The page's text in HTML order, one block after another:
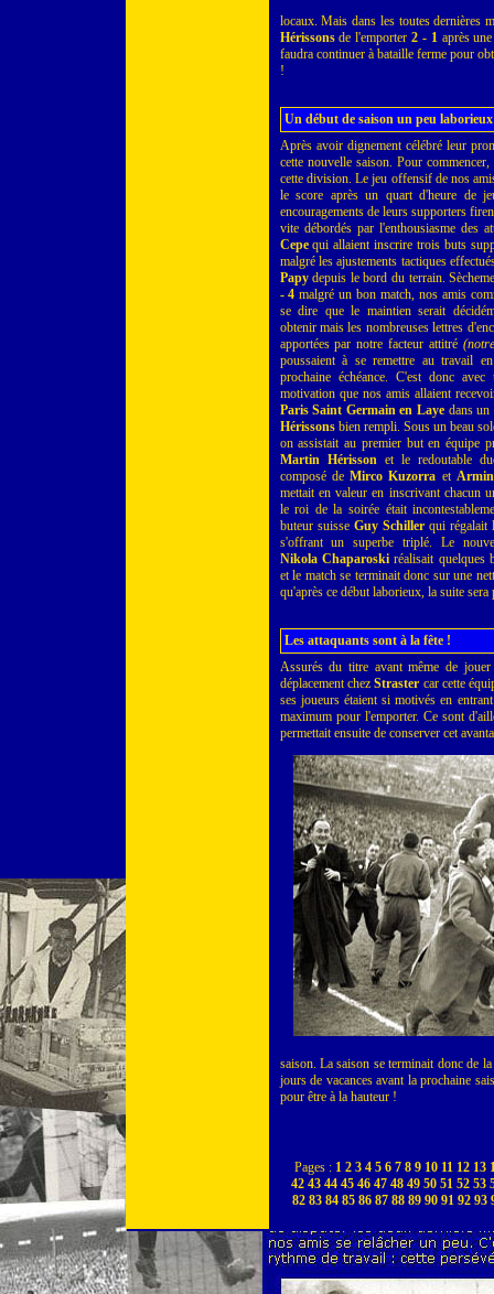
locaux. Mais dans les toutes dernières
Hérissonsde l'emporter 2 - 1après une
faudra continuer à bataille ferme pour
!
Un début de saison un peu laborieux
Après avoir dignement célébré leur
cette nouvelle saison. Pour
cette division. Le jeu offensif de nos
le score après un quart d'heure de
encouragements de leurs supporters
vite débordés par l'enthousiasme des
Cepequi allaient inscrire trois buts
malgré les ajustements tactiques
Papydepuis le bord du terrain.
- 4 malgré un bon match, nos amis
se dire que le maintien serait
obtenir mais les nombreuses lettres
apportées par notre facteur attitré
poussaient à se remettre au travail
prochaine échéance. C'est donc avec
motivation que nos amis allaient
Paris Saint Germain en Laye dans un
Hérissonsbien rempli. Sous un beau
on assistait au premier but en équipe
Martin Hérissonet le redoutable
composé deMirco Kuzorra et
mettait en valeur en inscrivant chacun
le roi de la soirée était
buteur suisse Guy Schillerqui régalait
s'offrant un superbe triplé. Le
Nikola Chaparoskiréalisait quelques
et le match se terminait donc sur une
qu'après ce début laborieux, la suite sera
Les attaquants sont à la fête !
Assurés du titre avant même de
déplacement chezStraster car cette
ses joueurs étaient si motivés en
maximum pour l'emporter. Ce sont
permettait ensuite de conserver cet
saison. La saison se terminait donc de
jours de vacances avant la prochaine
pour être à la hauteur !
Pages : 1 2 3 4 5 6 7 8 9 10 11 12 13
42 43 44 45 46 47 48 49 50 51 52 53
82 83 84 85 86 87 88 89 90 91 92 93